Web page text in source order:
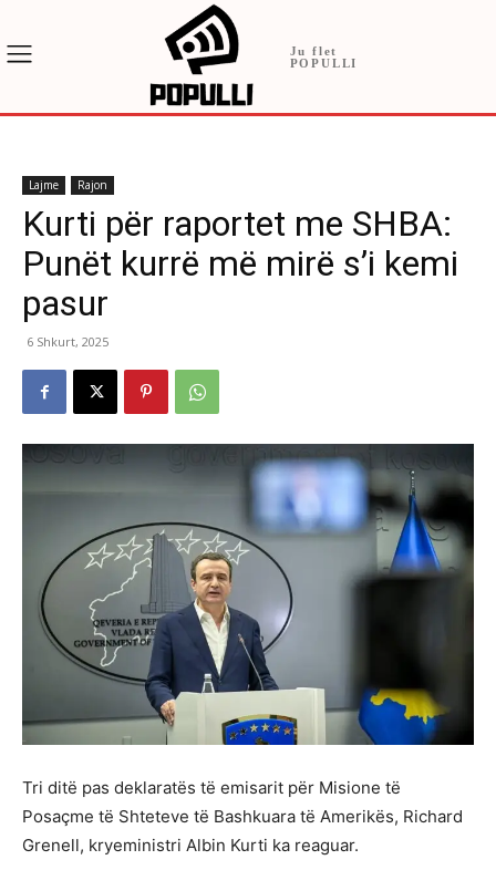
Ju flet
POPULLI
Lajme Rajon
Kurti për raportet me SHBA:
Punët kurrë më mirë s’i kemi
pasur
6 Shkurt, 2025
Tri ditë pas deklaratës të emisarit për Misione të
Posaçme të Shteteve të Bashkuara të Amerikës, Richard
Grenell, kryeministri Albin Kurti ka reaguar.